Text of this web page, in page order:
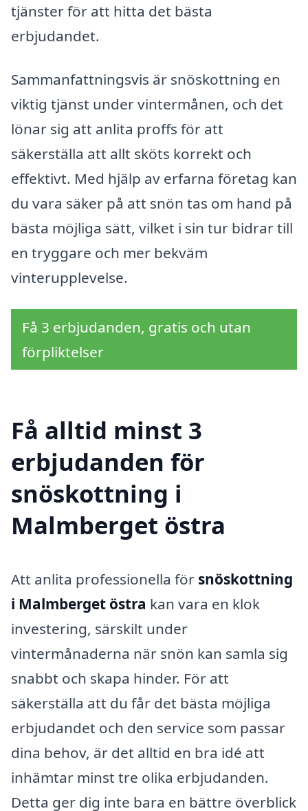
tjänster för att hitta det bästa
erbjudandet.
Sammanfattningsvis är snöskottning en
viktig tjänst under vintermånen, och det
lönar sig att anlita proffs för att
säkerställa att allt sköts korrekt och
effektivt. Med hjälp av erfarna företag kan
du vara säker på att snön tas om hand på
bästa möjliga sätt, vilket i sin tur bidrar till
en tryggare och mer bekväm
vinterupplevelse.
Få 3 erbjudanden, gratis och utan
förpliktelser
Få alltid minst 3
erbjudanden för
snöskottning i
Malmberget östra
Att anlita professionella för snöskottning
i Malmberget östra kan vara en klok
investering, särskilt under
vintermånaderna när snön kan samla sig
snabbt och skapa hinder. För att
säkerställa att du får det bästa möjliga
erbjudandet och den service som passar
dina behov, är det alltid en bra idé att
inhämtar minst tre olika erbjudanden.
Detta ger dig inte bara en bättre överblick